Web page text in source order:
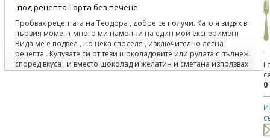
под рецептаТорта без печене
Пробвах рецептата на Теодора , добре се получи. Като я видях в
първия момент много ми намопни на един мой експеримент.
Вида ме е подвел , но нека споделя , изключително лесна
рецепта . Купувате си от тези шоколадовите или рулата с пълнеж
според вкуса , и вместо шоколад и желатин и сметана използвах
сладолед :)
0